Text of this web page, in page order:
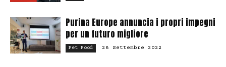
Purina Europe annuncia i propri impegni
per un futuro migliore
Pet Food 28 Settembre 2022